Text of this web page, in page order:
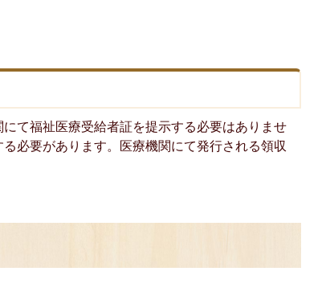
て福祉医療受給者証を提示する必要はありませ
必要があります。医療機関にて発行される領収